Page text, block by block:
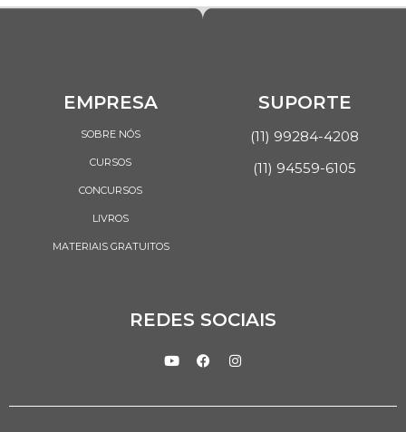
EMPRESA
SOBRE NÓS
CURSOS
CONCURSOS
LIVROS
MATERIAIS GRATUITOS
SUPORTE
(11) 99284-4208
(11) 94559-6105
REDES SOCIAIS